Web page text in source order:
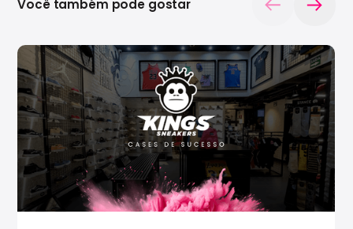
Você também pode gostar